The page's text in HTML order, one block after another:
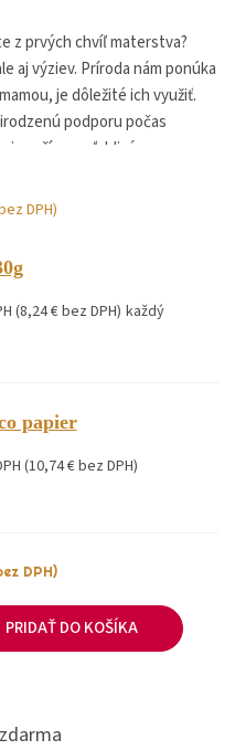
z prvých chvíľ materstva?
aj výziev. Príroda nám ponúka
je dôležité ich využiť.
podporu počas
vaším spoľahlivým
DPH)
(8,24€bez DPH) každý
papier
(10,74€bez DPH)
DPH)
PRIDAŤ DO KOŠÍKA